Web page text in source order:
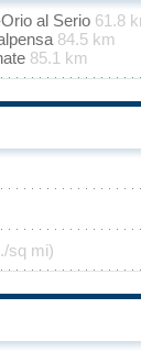
al Serio 61.8
84.5 km
85.1 km
sq mi)